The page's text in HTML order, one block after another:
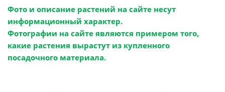
Фото и описание растений на сайте несут
информационный характер.
Фотографии на сайте являются примером того,
какие растения вырастут из купленного
посадочного материала.